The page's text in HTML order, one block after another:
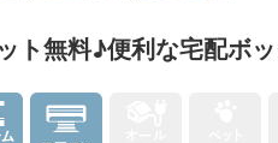
ト無料♪便利な宅配ボ